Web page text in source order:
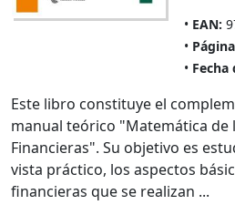
EAN:
Fecha
Este libro constituye el
manual teórico "Matemática de
Financieras". Su objetivo es
vista práctico, los aspectos
financieras que se realizan ...